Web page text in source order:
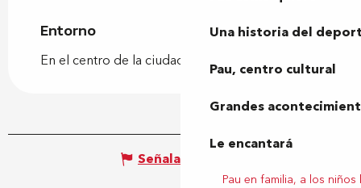
Una historia del
Pau, centro cultural
Grandes
Le encantará
Pau en familia, a los niños
Entorno
Entorno
En el centro de la ciudad
Señalar un error